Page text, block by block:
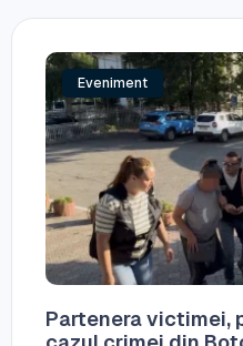
Eveniment
Partenera victimei,